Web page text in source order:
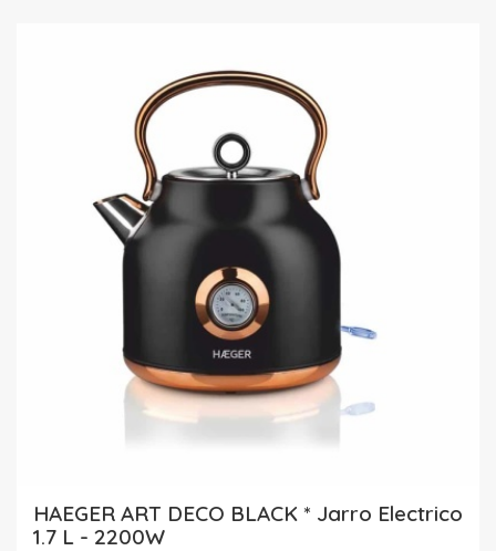
HAEGER ART DECO BLACK * Jarro Electrico
1.7 L - 2200W